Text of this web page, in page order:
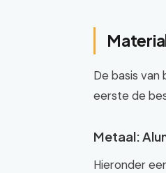
De basis van
eerste de
Metaal:
Hieronder